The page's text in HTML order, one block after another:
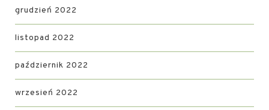
grudzień 2022
listopad 2022
październik 2022
wrzesień 2022